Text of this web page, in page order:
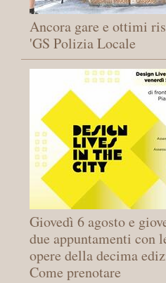
Ancora gare e ottimi
'GS Polizia Locale
Giovedì 6 agosto e
due appuntamenti con
opere della decima
Come prenotare